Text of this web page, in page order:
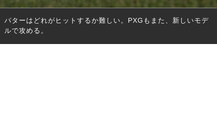
パターはどれがヒットするか難しい。PXGもまた、新しいモデ
ルで攻める。
DRIVERS ドライバー
FAIRWAY WOODS フェアウェイウッド
HYBRIDS ハイブリッド